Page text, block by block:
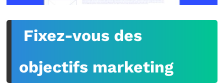
Fixez-vous des
objectifs marketing